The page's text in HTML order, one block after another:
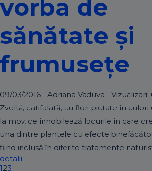
vorba de
sănătate și
frumusețe
09/03/2016 - Adriana Vaduva - Vizualizari:
Zveltă, catifelată, cu flori pictate în culori
la mov, ce înnobilează locurile în care
una dintre plantele cu efecte
fiind inclusă în diferite tratamente
detalii
123